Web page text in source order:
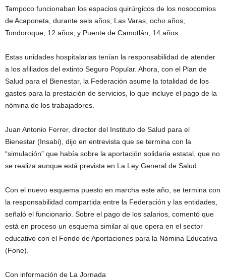
Tampoco funcionaban los espacios quirúrgicos de los nosocomios
de Acaponeta, durante seis años; Las Varas, ocho años;
Tondoroque, 12 años, y Puente de Camotlán, 14 años.
Estas unidades hospitalarias tenían la responsabilidad de atender
a los afiliados del extinto Seguro Popular. Ahora, con el Plan de
Salud para el Bienestar, la Federación asume la totalidad de los
gastos para la prestación de servicios, lo que incluye el pago de la
nómina de los trabajadores.
Juan Antonio Ferrer, director del Instituto de Salud para el
Bienestar (Insabi), dijo en entrevista que se termina con la
“simulación” que había sobre la aportación solidaria estatal, que no
se realiza aunque está prevista en La Ley General de Salud.
Con el nuevo esquema puesto en marcha este año, se termina con
la responsabilidad compartida entre la Federación y las entidades,
señaló el funcionario. Sobre el pago de los salarios, comentó que
está en proceso un esquema similar al que opera en el sector
educativo con el Fondo de Aportaciones para la Nómina Educativa
(Fone).
Con información de La Jornada